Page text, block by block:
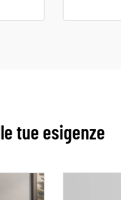
tue esigenze